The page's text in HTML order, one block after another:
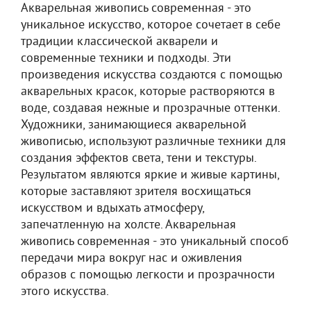
Акварельная живопись современная - это
уникальное искусство, которое сочетает в себе
традиции классической акварели и
современные техники и подходы. Эти
произведения искусства создаются с помощью
акварельных красок, которые растворяются в
воде, создавая нежные и прозрачные оттенки.
Художники, занимающиеся акварельной
живописью, используют различные техники для
создания эффектов света, тени и текстуры.
Результатом являются яркие и живые картины,
которые заставляют зрителя восхищаться
искусством и вдыхать атмосферу,
запечатленную на холсте. Акварельная
живопись современная - это уникальный способ
передачи мира вокруг нас и оживления
образов с помощью легкости и прозрачности
этого искусства.